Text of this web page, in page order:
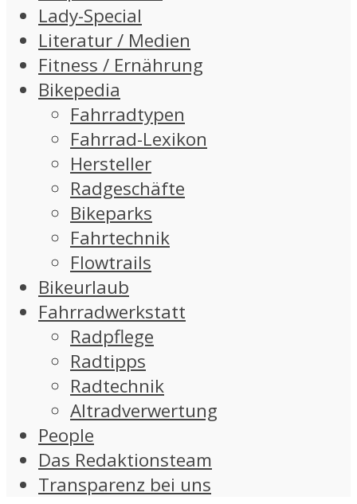
Lady-Special
Literatur / Medien
Fitness / Ernährung
Bikepedia
Fahrradtypen
Fahrrad-Lexikon
Hersteller
Radgeschäfte
Bikeparks
Fahrtechnik
Flowtrails
Bikeurlaub
Fahrradwerkstatt
Radpflege
Radtipps
Radtechnik
Altradverwertung
People
Das Redaktionsteam
Transparenz bei uns